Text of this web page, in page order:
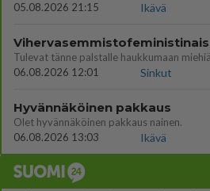
05.08.2026 21:15
Ikävä
06.08.2026 12:01
Sinkut
Hyvännäköinen pakkaus
Olet hyvännäköinen pakkaus nainen.
06.08.2026 13:03
Ikävä